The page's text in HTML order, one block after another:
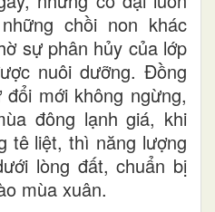
chồi non khác
sự phân hủy của lớp
nuôi dưỡng. Đồng
mới không ngừng,
đông lạnh giá, khi
tê liệt, thì năng lượng
lòng đất, chuẩn bị
mùa xuân.